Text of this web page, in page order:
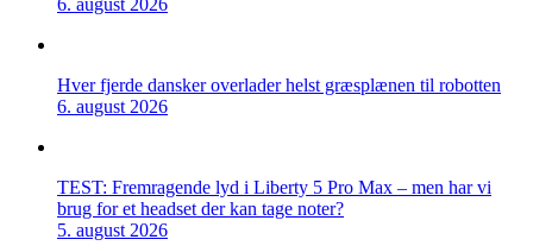
6. august 2026
Hver fjerde dansker overlader helst græsplænen til robotten
6. august 2026
TEST: Fremragende lyd i Liberty 5 Pro Max – men har vi
brug for et headset der kan tage noter?
5. august 2026